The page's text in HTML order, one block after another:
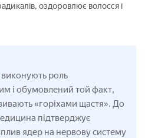
оздоровлює волосся і
роль
і обумовлений той факт,
«горіхами щастя». До
підтверджує
ядер на нервову систему